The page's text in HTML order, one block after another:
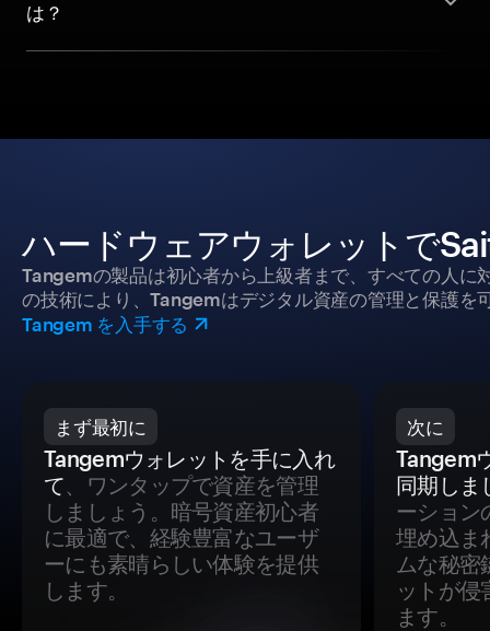
は？
ハードウェアウォレットで
Tangemの製品は初心者から上級者まで、すべての人に
の技術により、Tangemはデジタル資産の管理と保護を
Tangem を入手する
まず最初に
Tangemウォレットを手に入れ
て、ワンタップで資産を管理
しましょう。暗号資産初心者
に最適で、経験豊富なユーザ
ーにも素晴らしい体験を提供
します。
次に
Tangem
同期しま
ーション
埋め込ま
ムな秘密
ットが侵
ます。